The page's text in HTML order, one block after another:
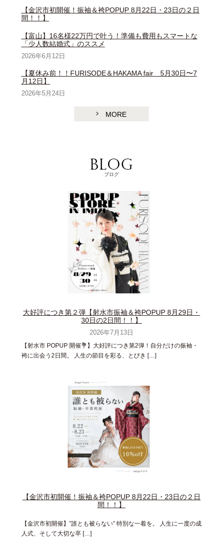
【金沢市初開催！振袖＆袴POPUP 8月22日・23日の２日
間！！】
【富山】16名様22万円で叶う！準備も費用もスマートな
「少人数結婚式」のススメ
2026年6月12日
【夏休み前！！FURISODE＆HAKAMA fair 5月30日〜7
月12日】
2026年5月24日
MORE
ブログ
大好評につき第２弾【射水市振袖＆袴POPUP 8月29日・
30日の2日間！！】
2026年7月13日
【射水市 POPUP 開催💐】大好評につき第2弾！自分だけの振袖・
袴に出会う2日間。 人生の節目を彩る、とびき […]
【金沢市初開催！振袖＆袴POPUP 8月22日・23日の２日
間！！】
【金沢市初開催】”誰とも被らない” 特別な一着を。 人生に一度の成
人式、そして大切な卒 […]